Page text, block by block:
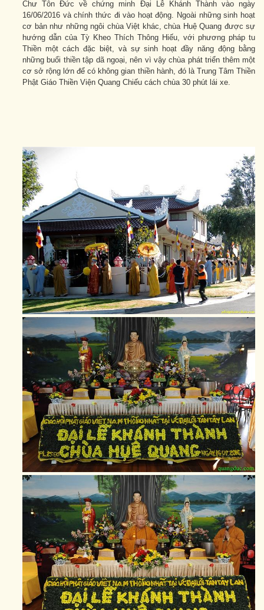
Chư Tôn Đức về chứng minh Đại Lễ Khánh Thành vào ngày
16/06/2016 và chính thức đi vào hoạt động. Ngoài những sinh hoạt
cơ bản như những ngôi chùa Việt khác, chùa Huệ Quang được sự
hướng dẫn của Tỳ Kheo Thích Thông Hiếu, với phương pháp tu
Thiền một cách đặc biệt, và sự sinh hoạt đầy năng động bằng
những buổi thiền tập dã ngoại, nên vì vậy chùa phát triển thêm một
cơ sở rộng lớn để có không gian thiền hành, đó là Trung Tâm Thiền
Phật Giáo Thiền Viện Quang Chiếu cách chùa 30 phút lái xe.